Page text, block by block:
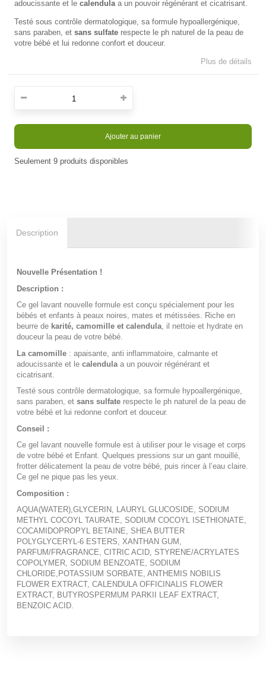
adoucissante et le calendula a un pouvoir régénérant et cicatrisant.
Testé sous contrôle dermatologique, sa formule hypoallergénique,
sans paraben, et sans sulfate respecte le ph naturel de la peau de
votre bébé et lui redonne confort et douceur.
Plus de détails
Ajouter au panier
Seulement 9 produits disponibles
Description
Nouvelle Présentation !
Description :
Ce gel lavant nouvelle formule est conçu spécialement pour les
bébés et enfants à peaux noires, mates et métissées. Riche en
beurre de karité, camomille et calendula, il nettoie et hydrate en
douceur la peau de votre bébé.
La camomille : apaisante, anti inflammatoire, calmante et
adoucissante et le calendula a un pouvoir régénérant et
cicatrisant.
Testé sous contrôle dermatologique, sa formule hypoallergénique,
sans paraben, et sans sulfate respecte le ph naturel de la peau de
votre bébé et lui redonne confort et douceur.
Conseil :
Ce gel lavant nouvelle formule est à utiliser pour le visage et corps
de votre bébé et Enfant. Quelques pressions sur un gant mouillé,
frotter délicatement la peau de votre bébé, puis rincer à l’eau claire.
Ce gel ne pique pas les yeux.
Composition :
AQUA(WATER),GLYCERIN, LAURYL GLUCOSIDE, SODIUM
METHYL COCOYL TAURATE, SODIUM COCOYL ISETHIONATE,
COCAMIDOPROPYL BETAINE, SHEA BUTTER
POLYGLYCERYL-6 ESTERS, XANTHAN GUM,
PARFUM/FRAGRANCE, CITRIC ACID, STYRENE/ACRYLATES
COPOLYMER, SODIUM BENZOATE, SODIUM
CHLORIDE,POTASSIUM SORBATE, ANTHEMIS NOBILIS
FLOWER EXTRACT, CALENDULA OFFICINALIS FLOWER
EXTRACT, BUTYROSPERMUM PARKII LEAF EXTRACT,
BENZOIC ACID.